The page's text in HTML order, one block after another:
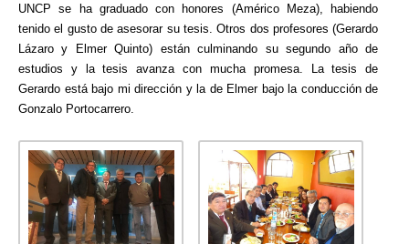
UNCP se ha graduado con honores (Américo Meza), habiendo
tenido el gusto de asesorar su tesis. Otros dos profesores (Gerardo
Lázaro y Elmer Quinto) están culminando su segundo año de
estudios y la tesis avanza con mucha promesa. La tesis de
Gerardo está bajo mi dirección y la de Elmer bajo la conducción de
Gonzalo Portocarrero.